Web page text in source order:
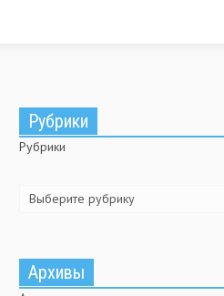
Рубрики
Рубрики
Архивы